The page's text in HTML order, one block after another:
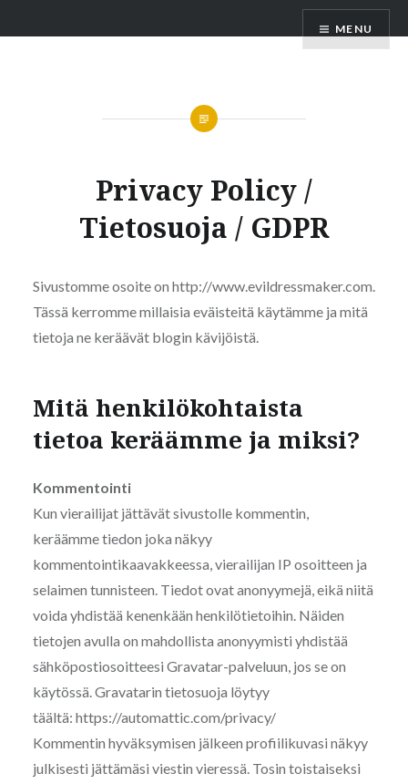
to
MENU
Privacy Policy /
Tietosuoja / GDPR
Sivustomme osoite on http://www.evildressmaker.com.
Tässä kerromme millaisia eväisteitä käytämme ja mitä
tietoja ne keräävät blogin kävijöistä.
Mitä henkilökohtaista
tietoa keräämme ja miksi?
Kommentointi
Kun vierailijat jättävät sivustolle kommentin,
keräämme tiedon joka näkyy
kommentointikaavakkeessa, vierailijan IP osoitteen ja
selaimen tunnisteen. Tiedot ovat anonyymejä, eikä niitä
voida yhdistää kenenkään henkilötietoihin. Näiden
tietojen avulla on mahdollista anonyymisti yhdistää
sähköpostiosoitteesi Gravatar-palveluun, jos se on
käytössä. Gravatarin tietosuoja löytyy
täältä: https://automattic.com/privacy/
Kommentin hyväksymisen jälkeen profiilikuvasi näkyy
julkisesti jättämäsi viestin vieressä. Tosin toistaiseksi